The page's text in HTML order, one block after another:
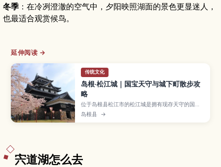
冬季 ：在冷冽澄澈的空气中，夕阳映照湖面的景色更显迷人，
也最适合观赏候鸟。
延伸阅读 →
传统文化
岛根·松江城｜国宝天守与城下町散步攻
略
位于岛根县松江市的松江城是拥有现存天守的国宝
名城，从漆黑天守可以眺望宍道湖与古老城下町的
全景。本文将介绍城内展览、堀川游船、武家屋敷
岛根县 →
宍道湖怎么去